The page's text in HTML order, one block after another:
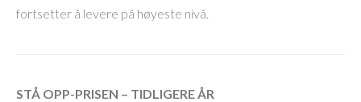
fortsetter å levere på høyeste nivå.
STÅ OPP-PRISEN – TIDLIGERE ÅR